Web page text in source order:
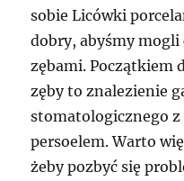
sobie Licówki
dobry, abyśmy mogli
zębami. Początkiem
zęby to znalezienie
stomatologicznego
persoelem. Warto
żeby pozbyć się